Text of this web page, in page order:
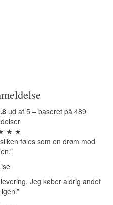
ud af 5 – baseret på 489
★ ★
føles som en drøm mod
Jeg køber aldrig andet